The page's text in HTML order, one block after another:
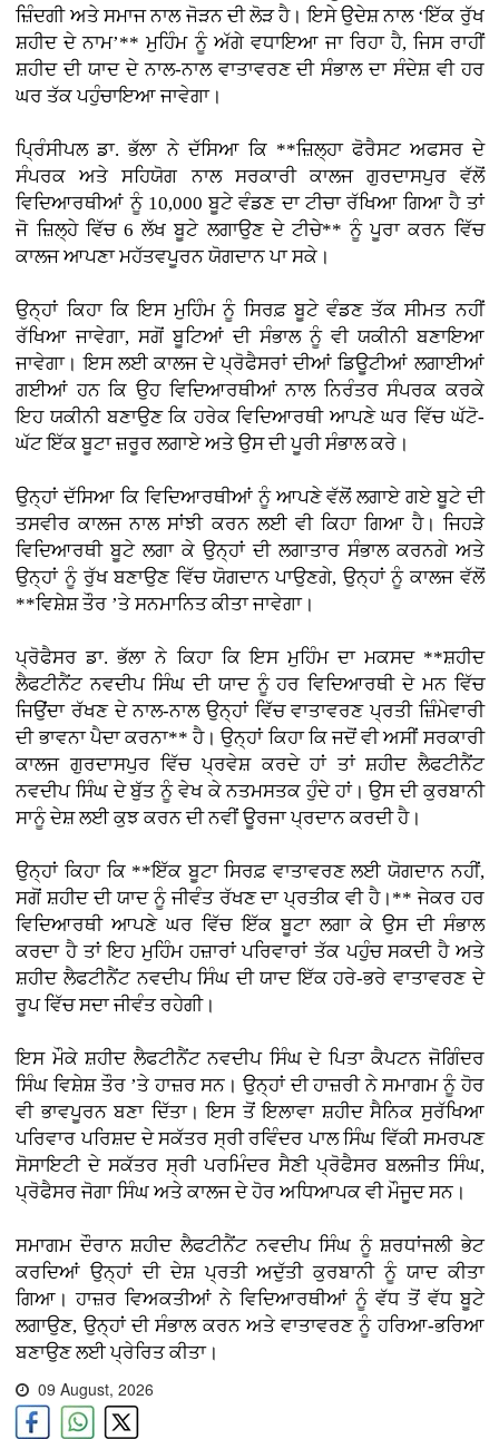
ਜ਼ਿੰਦਗੀ ਅਤੇ ਸਮਾਜ ਨਾਲ ਜੋੜਨ ਦੀ ਲੋੜ ਹੈ। ਇਸੇ ਉਦੇਸ਼ ਨਾਲ ‘ਇੱਕ ਰੁੱਖ
ਸ਼ਹੀਦ ਦੇ ਨਾਮ’** ਮੁਹਿੰਮ ਨੂੰ ਅੱਗੇ ਵਧਾਇਆ ਜਾ ਰਿਹਾ ਹੈ, ਜਿਸ ਰਾਹੀਂ
ਸ਼ਹੀਦ ਦੀ ਯਾਦ ਦੇ ਨਾਲ-ਨਾਲ ਵਾਤਾਵਰਣ ਦੀ ਸੰਭਾਲ ਦਾ ਸੰਦੇਸ਼ ਵੀ ਹਰ
ਘਰ ਤੱਕ ਪਹੁੰਚਾਇਆ ਜਾਵੇਗਾ।
ਪ੍ਰਿੰਸੀਪਲ ਡਾ. ਭੱਲਾ ਨੇ ਦੱਸਿਆ ਕਿ **ਜ਼ਿਲ੍ਹਾ ਫੋਰੈਸਟ ਅਫਸਰ ਦੇ
ਸੰਪਰਕ ਅਤੇ ਸਹਿਯੋਗ ਨਾਲ ਸਰਕਾਰੀ ਕਾਲਜ ਗੁਰਦਾਸਪੁਰ ਵੱਲੋਂ
ਵਿਦਿਆਰਥੀਆਂ ਨੂੰ 10,000 ਬੂਟੇ ਵੰਡਣ ਦਾ ਟੀਚਾ ਰੱਖਿਆ ਗਿਆ ਹੈ ਤਾਂ
ਜੋ ਜ਼ਿਲ੍ਹੇ ਵਿੱਚ 6 ਲੱਖ ਬੂਟੇ ਲਗਾਉਣ ਦੇ ਟੀਚੇ** ਨੂੰ ਪੂਰਾ ਕਰਨ ਵਿੱਚ
ਕਾਲਜ ਆਪਣਾ ਮਹੱਤਵਪੂਰਨ ਯੋਗਦਾਨ ਪਾ ਸਕੇ।
ਉਨ੍ਹਾਂ ਕਿਹਾ ਕਿ ਇਸ ਮੁਹਿੰਮ ਨੂੰ ਸਿਰਫ਼ ਬੂਟੇ ਵੰਡਣ ਤੱਕ ਸੀਮਤ ਨਹੀਂ
ਰੱਖਿਆ ਜਾਵੇਗਾ, ਸਗੋਂ ਬੂਟਿਆਂ ਦੀ ਸੰਭਾਲ ਨੂੰ ਵੀ ਯਕੀਨੀ ਬਣਾਇਆ
ਜਾਵੇਗਾ। ਇਸ ਲਈ ਕਾਲਜ ਦੇ ਪ੍ਰੋਫੈਸਰਾਂ ਦੀਆਂ ਡਿਊਟੀਆਂ ਲਗਾਈਆਂ
ਗਈਆਂ ਹਨ ਕਿ ਉਹ ਵਿਦਿਆਰਥੀਆਂ ਨਾਲ ਨਿਰੰਤਰ ਸੰਪਰਕ ਕਰਕੇ
ਇਹ ਯਕੀਨੀ ਬਣਾਉਣ ਕਿ ਹਰੇਕ ਵਿਦਿਆਰਥੀ ਆਪਣੇ ਘਰ ਵਿੱਚ ਘੱਟੋ-
ਘੱਟ ਇੱਕ ਬੂਟਾ ਜ਼ਰੂਰ ਲਗਾਏ ਅਤੇ ਉਸ ਦੀ ਪੂਰੀ ਸੰਭਾਲ ਕਰੇ।
ਉਨ੍ਹਾਂ ਦੱਸਿਆ ਕਿ ਵਿਦਿਆਰਥੀਆਂ ਨੂੰ ਆਪਣੇ ਵੱਲੋਂ ਲਗਾਏ ਗਏ ਬੂਟੇ ਦੀ
ਤਸਵੀਰ ਕਾਲਜ ਨਾਲ ਸਾਂਝੀ ਕਰਨ ਲਈ ਵੀ ਕਿਹਾ ਗਿਆ ਹੈ। ਜਿਹੜੇ
ਵਿਦਿਆਰਥੀ ਬੂਟੇ ਲਗਾ ਕੇ ਉਨ੍ਹਾਂ ਦੀ ਲਗਾਤਾਰ ਸੰਭਾਲ ਕਰਨਗੇ ਅਤੇ
ਉਨ੍ਹਾਂ ਨੂੰ ਰੁੱਖ ਬਣਾਉਣ ਵਿੱਚ ਯੋਗਦਾਨ ਪਾਉਣਗੇ, ਉਨ੍ਹਾਂ ਨੂੰ ਕਾਲਜ ਵੱਲੋਂ
**ਵਿਸ਼ੇਸ਼ ਤੌਰ ’ਤੇ ਸਨਮਾਨਿਤ ਕੀਤਾ ਜਾਵੇਗਾ।
ਪ੍ਰੋਫੈਸਰ ਡਾ. ਭੱਲਾ ਨੇ ਕਿਹਾ ਕਿ ਇਸ ਮੁਹਿੰਮ ਦਾ ਮਕਸਦ **ਸ਼ਹੀਦ
ਲੈਫਟੀਨੈਂਟ ਨਵਦੀਪ ਸਿੰਘ ਦੀ ਯਾਦ ਨੂੰ ਹਰ ਵਿਦਿਆਰਥੀ ਦੇ ਮਨ ਵਿੱਚ
ਜਿਉਂਦਾ ਰੱਖਣ ਦੇ ਨਾਲ-ਨਾਲ ਉਨ੍ਹਾਂ ਵਿੱਚ ਵਾਤਾਵਰਣ ਪ੍ਰਤੀ ਜ਼ਿੰਮੇਵਾਰੀ
ਦੀ ਭਾਵਨਾ ਪੈਦਾ ਕਰਨਾ** ਹੈ। ਉਨ੍ਹਾਂ ਕਿਹਾ ਕਿ ਜਦੋਂ ਵੀ ਅਸੀਂ ਸਰਕਾਰੀ
ਕਾਲਜ ਗੁਰਦਾਸਪੁਰ ਵਿੱਚ ਪ੍ਰਵੇਸ਼ ਕਰਦੇ ਹਾਂ ਤਾਂ ਸ਼ਹੀਦ ਲੈਫਟੀਨੈਂਟ
ਨਵਦੀਪ ਸਿੰਘ ਦੇ ਬੁੱਤ ਨੂੰ ਵੇਖ ਕੇ ਨਤਮਸਤਕ ਹੁੰਦੇ ਹਾਂ। ਉਸ ਦੀ ਕੁਰਬਾਨੀ
ਸਾਨੂੰ ਦੇਸ਼ ਲਈ ਕੁਝ ਕਰਨ ਦੀ ਨਵੀਂ ਊਰਜਾ ਪ੍ਰਦਾਨ ਕਰਦੀ ਹੈ।
ਉਨ੍ਹਾਂ ਕਿਹਾ ਕਿ **ਇੱਕ ਬੂਟਾ ਸਿਰਫ਼ ਵਾਤਾਵਰਣ ਲਈ ਯੋਗਦਾਨ ਨਹੀਂ,
ਸਗੋਂ ਸ਼ਹੀਦ ਦੀ ਯਾਦ ਨੂੰ ਜੀਵੰਤ ਰੱਖਣ ਦਾ ਪ੍ਰਤੀਕ ਵੀ ਹੈ।** ਜੇਕਰ ਹਰ
ਵਿਦਿਆਰਥੀ ਆਪਣੇ ਘਰ ਵਿੱਚ ਇੱਕ ਬੂਟਾ ਲਗਾ ਕੇ ਉਸ ਦੀ ਸੰਭਾਲ
ਕਰਦਾ ਹੈ ਤਾਂ ਇਹ ਮੁਹਿੰਮ ਹਜ਼ਾਰਾਂ ਪਰਿਵਾਰਾਂ ਤੱਕ ਪਹੁੰਚ ਸਕਦੀ ਹੈ ਅਤੇ
ਸ਼ਹੀਦ ਲੈਫਟੀਨੈਂਟ ਨਵਦੀਪ ਸਿੰਘ ਦੀ ਯਾਦ ਇੱਕ ਹਰੇ-ਭਰੇ ਵਾਤਾਵਰਣ ਦੇ
ਰੂਪ ਵਿੱਚ ਸਦਾ ਜੀਵੰਤ ਰਹੇਗੀ।
ਇਸ ਮੌਕੇ ਸ਼ਹੀਦ ਲੈਫਟੀਨੈਂਟ ਨਵਦੀਪ ਸਿੰਘ ਦੇ ਪਿਤਾ ਕੈਪਟਨ ਜੋਗਿੰਦਰ
ਸਿੰਘ ਵਿਸ਼ੇਸ਼ ਤੌਰ ’ਤੇ ਹਾਜ਼ਰ ਸਨ। ਉਨ੍ਹਾਂ ਦੀ ਹਾਜ਼ਰੀ ਨੇ ਸਮਾਗਮ ਨੂੰ ਹੋਰ
ਵੀ ਭਾਵਪੂਰਨ ਬਣਾ ਦਿੱਤਾ। ਇਸ ਤੋਂ ਇਲਾਵਾ ਸ਼ਹੀਦ ਸੈਨਿਕ ਸੁਰੱਖਿਆ
ਪਰਿਵਾਰ ਪਰਿਸ਼ਦ ਦੇ ਸਕੱਤਰ ਸ੍ਰੀ ਰਵਿੰਦਰ ਪਾਲ ਸਿੰਘ ਵਿੱਕੀ ਸਮਰਪਣ
ਸੋਸਾਇਟੀ ਦੇ ਸਕੱਤਰ ਸ੍ਰੀ ਪਰਮਿੰਦਰ ਸੈਣੀ ਪ੍ਰੋਫੈਸਰ ਬਲਜੀਤ ਸਿੰਘ,
ਪ੍ਰੋਫੈਸਰ ਜੋਗਾ ਸਿੰਘ ਅਤੇ ਕਾਲਜ ਦੇ ਹੋਰ ਅਧਿਆਪਕ ਵੀ ਮੌਜੂਦ ਸਨ।
ਸਮਾਗਮ ਦੌਰਾਨ ਸ਼ਹੀਦ ਲੈਫਟੀਨੈਂਟ ਨਵਦੀਪ ਸਿੰਘ ਨੂੰ ਸ਼ਰਧਾਂਜਲੀ ਭੇਟ
ਕਰਦਿਆਂ ਉਨ੍ਹਾਂ ਦੀ ਦੇਸ਼ ਪ੍ਰਤੀ ਅਦੁੱਤੀ ਕੁਰਬਾਨੀ ਨੂੰ ਯਾਦ ਕੀਤਾ
ਗਿਆ। ਹਾਜ਼ਰ ਵਿਅਕਤੀਆਂ ਨੇ ਵਿਦਿਆਰਥੀਆਂ ਨੂੰ ਵੱਧ ਤੋਂ ਵੱਧ ਬੂਟੇ
ਲਗਾਉਣ, ਉਨ੍ਹਾਂ ਦੀ ਸੰਭਾਲ ਕਰਨ ਅਤੇ ਵਾਤਾਵਰਣ ਨੂੰ ਹਰਿਆ-ਭਰਿਆ
ਬਣਾਉਣ ਲਈ ਪ੍ਰੇਰਿਤ ਕੀਤਾ।
09 August, 2026